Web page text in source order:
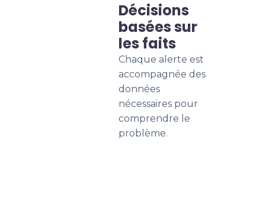
Décisions
basées sur
les faits
Chaque alerte est
accompagnée des
données
nécessaires pour
comprendre le
problème.